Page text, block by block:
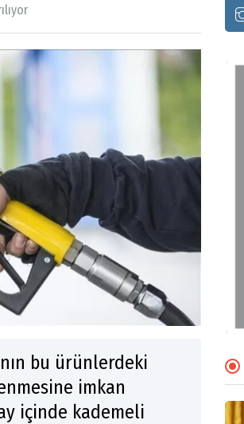
bu ürünlerdeki
imkan
içinde kademeli